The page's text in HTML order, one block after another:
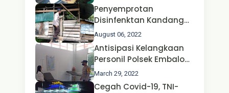
Penyemprotan
Disinfenktan Kandang
Ternak Kambing warga
Oleh Satgas Ops Aman
Nusa II Polda Kalbar*
August 06, 2022
Antisipasi Kelangkaan
Personil Polsek Embaloh
Hulu Gencar Lakukan
Pengecekan Oksigen
March 29, 2022
Cegah Covid-19, TNI-